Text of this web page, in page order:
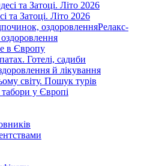
та Затоці. Літо 2026
Релакс-
в Європу
Готелі, садиби
й лікування
світу. Пошук турів
у Європі